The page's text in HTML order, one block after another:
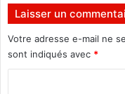
r
i
v
e
Laisser un
Votre adresse e-mail ne
sont indiqués avec *